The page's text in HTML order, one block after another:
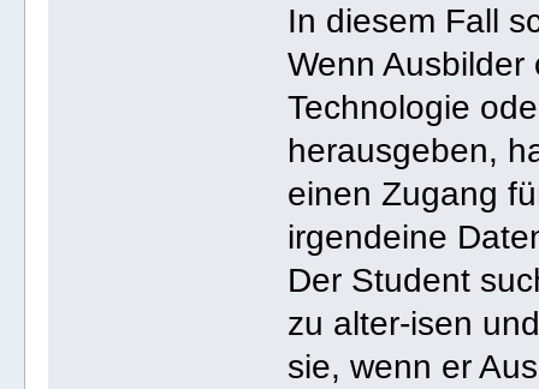
In diesem Fall
Wenn Ausbilder
Technologie
herausgeben,
einen Zugang
irgendeine
Der Student
zu alter-isen
sie, wenn er